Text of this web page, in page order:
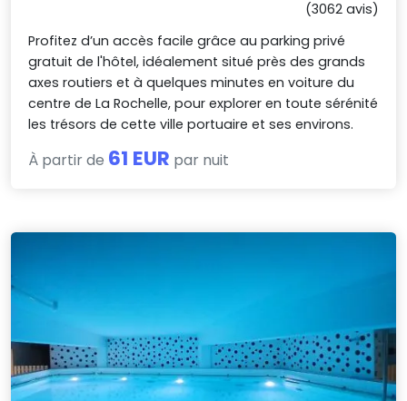
(3062 avis)
Profitez d’un accès facile grâce au parking privé
gratuit de l'hôtel, idéalement situé près des grands
axes routiers et à quelques minutes en voiture du
centre de La Rochelle, pour explorer en toute sérénité
les trésors de cette ville portuaire et ses environs.
À partir de 61 EUR par nuit